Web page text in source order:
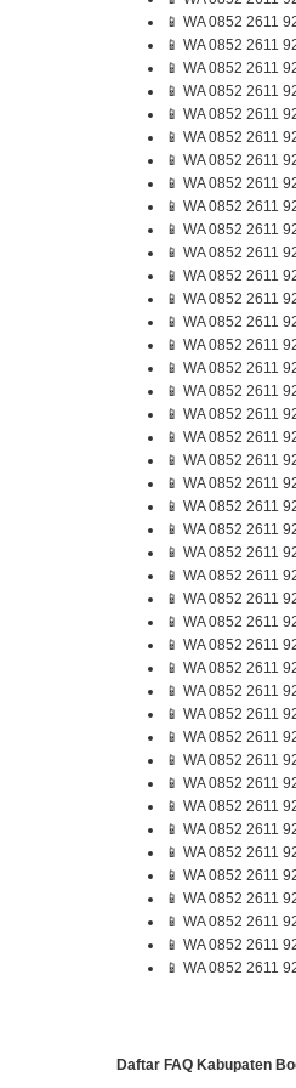
📱 WA 0852 2611
📱 WA 0852 2611
📱 WA 0852 2611
📱 WA 0852 2611
📱 WA 0852 2611
📱 WA 0852 2611
📱 WA 0852 2611
📱 WA 0852 2611
📱 WA 0852 2611
📱 WA 0852 2611
📱 WA 0852 2611
📱 WA 0852 2611
📱 WA 0852 2611
📱 WA 0852 2611
📱 WA 0852 2611
📱 WA 0852 2611
📱 WA 0852 2611
📱 WA 0852 2611
📱 WA 0852 2611
📱 WA 0852 2611
📱 WA 0852 2611
📱 WA 0852 2611
📱 WA 0852 2611
📱 WA 0852 2611
📱 WA 0852 2611
📱 WA 0852 2611
📱 WA 0852 2611
📱 WA 0852 2611
📱 WA 0852 2611
📱 WA 0852 2611
📱 WA 0852 2611
📱 WA 0852 2611
📱 WA 0852 2611
📱 WA 0852 2611
📱 WA 0852 2611
📱 WA 0852 2611
📱 WA 0852 2611
📱 WA 0852 2611
📱 WA 0852 2611
📱 WA 0852 2611
📱 WA 0852 2611
📱 WA 0852 2611
Daftar FAQ Kabupaten